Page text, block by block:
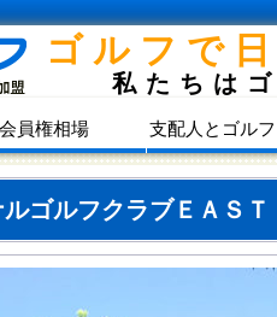
ゴルフで
私たちは
会員権相場 支配人とゴル
ゴルフクラブＥＡＳＴ